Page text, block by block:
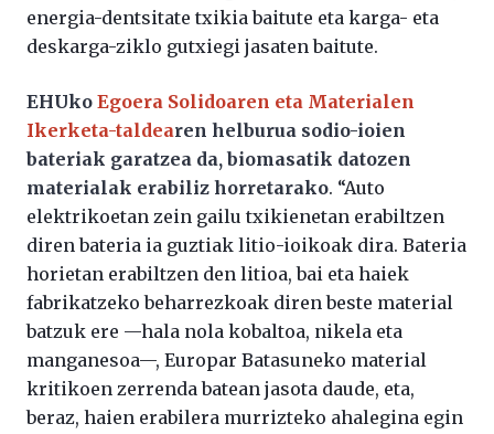
energia-dentsitate txikia baitute eta karga- eta
deskarga-ziklo gutxiegi jasaten baitute.
EHUko Egoera Solidoaren eta Materialen
Ikerketa-taldearen helburua sodio-ioien
bateriak garatzea da, biomasatik datozen
materialak erabiliz horretarako. “Auto
elektrikoetan zein gailu txikienetan erabiltzen
diren bateria ia guztiak litio-ioikoak dira. Bateria
horietan erabiltzen den litioa, bai eta haiek
fabrikatzeko beharrezkoak diren beste material
batzuk ere —hala nola kobaltoa, nikela eta
manganesoa—, Europar Batasuneko material
kritikoen zerrenda batean jasota daude, eta,
beraz, haien erabilera murrizteko ahalegina egin